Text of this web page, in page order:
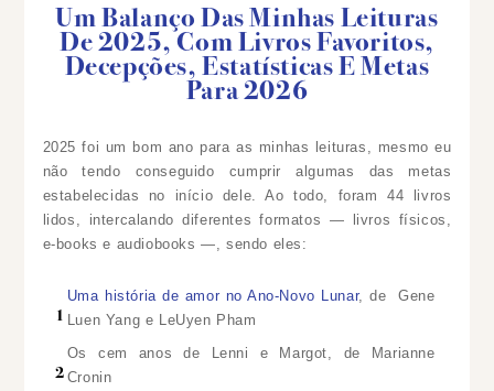
Um Balanço Das Minhas Leituras
De 2025, Com Livros Favoritos,
Decepções, Estatísticas E Metas
Para 2026
2025 foi um bom ano para as minhas leituras, mesmo eu
não tendo conseguido cumprir algumas das metas
estabelecidas no início dele. Ao todo, foram 44 livros
lidos, intercalando diferentes formatos — livros físicos,
e-books e audiobooks —, sendo eles:
Uma história de amor no Ano-Novo Lunar, de Gene
Luen Yang e LeUyen Pham
Os cem anos de Lenni e Margot, de Marianne
Cronin